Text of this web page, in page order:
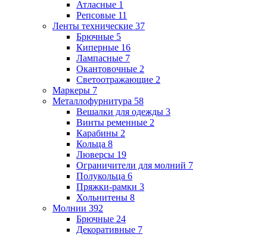
Атласные 1
Репсовые 11
Ленты технические 37
Брючные 5
Киперные 16
Лампасные 7
Окантовочные 2
Светоотражающие 2
Маркеры 7
Металлофурнитура 58
Вешалки для одежды 3
Винты ременные 2
Карабины 2
Кольца 8
Люверсы 19
Ограничители для молний 7
Полукольца 6
Пряжки-рамки 3
Хольнитены 8
Молнии 392
Брючные 24
Декоративные 7